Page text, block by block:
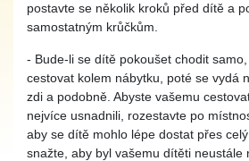
postavte se několik kroků před dítě a
samostatným krůčkům.
- Bude-li se dítě pokoušet chodit
cestovat kolem nábytku, poté se vydá
zdi a podobně. Abyste vašemu
nejvíce usnadnili, rozestavte po
aby se dítě mohlo lépe dostat přes
snažte, aby byl vašemu dítěti neustále